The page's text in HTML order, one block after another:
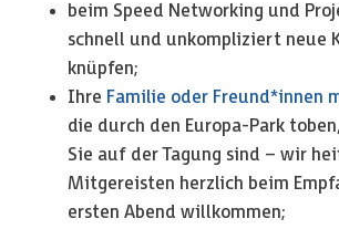
beim Speed Networking und
schnell und unkompliziert neue
knüpfen;
Ihre Familie oder Freund*innen
die durch den Europa-Park
Sie auf der Tagung sind – wir
Mitgereisten herzlich beim
ersten Abend willkommen;